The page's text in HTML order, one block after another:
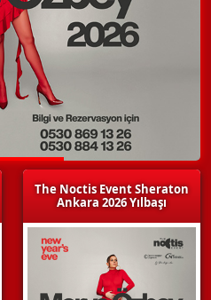
The Noctis Event Sheraton
Ankara 2026 Yılbaşı